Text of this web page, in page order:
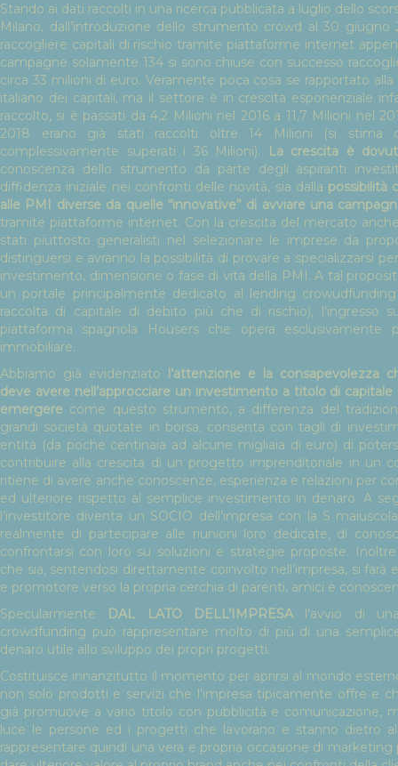
Stando ai dati raccolti in una ricerca pubblicata a luglio dello
Milano, dall’introduzione dello strumento crowd al 30 giugno
raccogliere capitali di rischio tramite piattaforme internet
campagne solamente 134 si sono chiuse con successo
circa 33 milioni di euro. Veramente poca cosa se rapportato
italiano dei capitali, ma il settore è in crescita esponenziale
raccolto, si è passati da 4,2 Milioni nel 2016 a 11,7 Milioni nel
2018 erano già stati raccolti oltre 14 Milioni (si stima
complessivamente superati i 36 Milioni).
La crescita è
conoscenza dello strumento da parte degli aspiranti
diffidenza iniziale nei confronti delle novità, sia dalla possibilità
alle PMI diverse da quelle “innovative” di avviare una
tramite piattaforme internet. Con la crescita del mercato
stati piuttosto generalisti nel selezionare le imprese da
distinguersi e avranno la possibilità di provare a specializzarsi
investimento, dimensione o fase di vita della PMI. A tal
un portale principalmente dedicato al lending
raccolta di capitale di debito più che di rischio), l’ingresso
piattaforma spagnola Housers che opera esclusivamente
immobiliare.
Abbiamo già evidenziato
l’attenzione e la consapevolezza
deve avere nell’approcciare un investimento a titolo di capitale
emergere come questo strumento, a differenza del
grandi società quotate in borsa, consenta con tagli di
entità (da poche centinaia ad alcune migliaia di euro) di
contribuire alla crescita di un progetto imprenditoriale in un
ritiene di avere anche conoscenze, esperienza e relazioni per
ed ulteriore rispetto al semplice investimento in denaro. A
l’investitore diventa un SOCIO dell’impresa con la S
realmente di partecipare alle riunioni loro dedicate, di
confrontarsi con loro su soluzioni e strategie proposte. Inoltre
che sia, sentendosi direttamente coinvolto nell’impresa, si farà
e promotore verso la propria cerchia di parenti, amici e
Specularmente
DAL LATO DELL’IMPRESAl’avvio di
crowdfunding può rappresentare molto di più di una
denaro utile allo sviluppo dei propri progetti.
Costituisce innanzitutto il momento per aprirsi al mondo
non solo prodotti e servizi che l’impresa tipicamente offre e
già promuove a vario titolo con pubblicità e comunicazione,
luce le persone ed i progetti che lavorano e stanno dietro
rappresentare quindi una vera e propria occasione di